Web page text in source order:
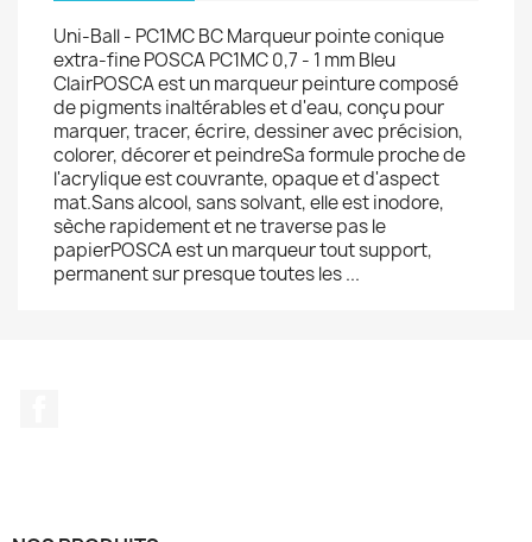
Uni-Ball - PC1MC BC Marqueur pointe conique
extra-fine POSCA PC1MC 0,7 - 1 mm Bleu
ClairPOSCA est un marqueur peinture composé
de pigments inaltérables et d'eau, conçu pour
marquer, tracer, écrire, dessiner avec précision,
colorer, décorer et peindreSa formule proche de
l'acrylique est couvrante, opaque et d'aspect
mat.Sans alcool, sans solvant, elle est inodore,
sèche rapidement et ne traverse pas le
papierPOSCA est un marqueur tout support,
permanent sur presque toutes les ...